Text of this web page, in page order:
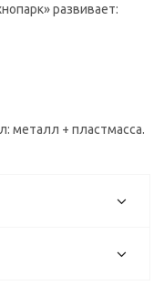
развивает:
металл + пластмасса.